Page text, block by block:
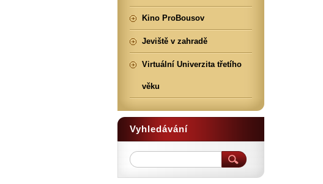
Kino ProBousov
Jeviště v zahradě
Virtuální Univerzita třetího
věku
Vyhledávání